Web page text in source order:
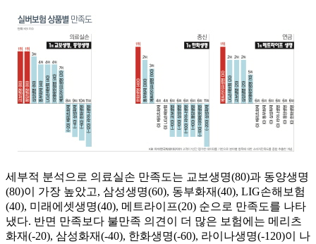
세부적 분석으로 의료실손 만족도는 교보생명(80)과 동양생명
(80)이 가장 높았고, 삼성생명(60), 동부화재(40), LIG손해보험
(40), 미래에셋생명(40), 메트라이프(20) 순으로 만족도를 나타
냈다. 반면 만족보다 불만족 의견이 더 많은 보험에는 메리츠
화재(-20), 삼성화재(-40), 한화생명(-60), 라이나생명(-120)이 나